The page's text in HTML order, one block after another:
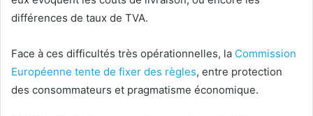
différences de taux de TVA.
Face à ces difficultés très opérationnelles, la Commission
Européenne tente de fixer des règles, entre protection
des consommateurs et pragmatisme économique.